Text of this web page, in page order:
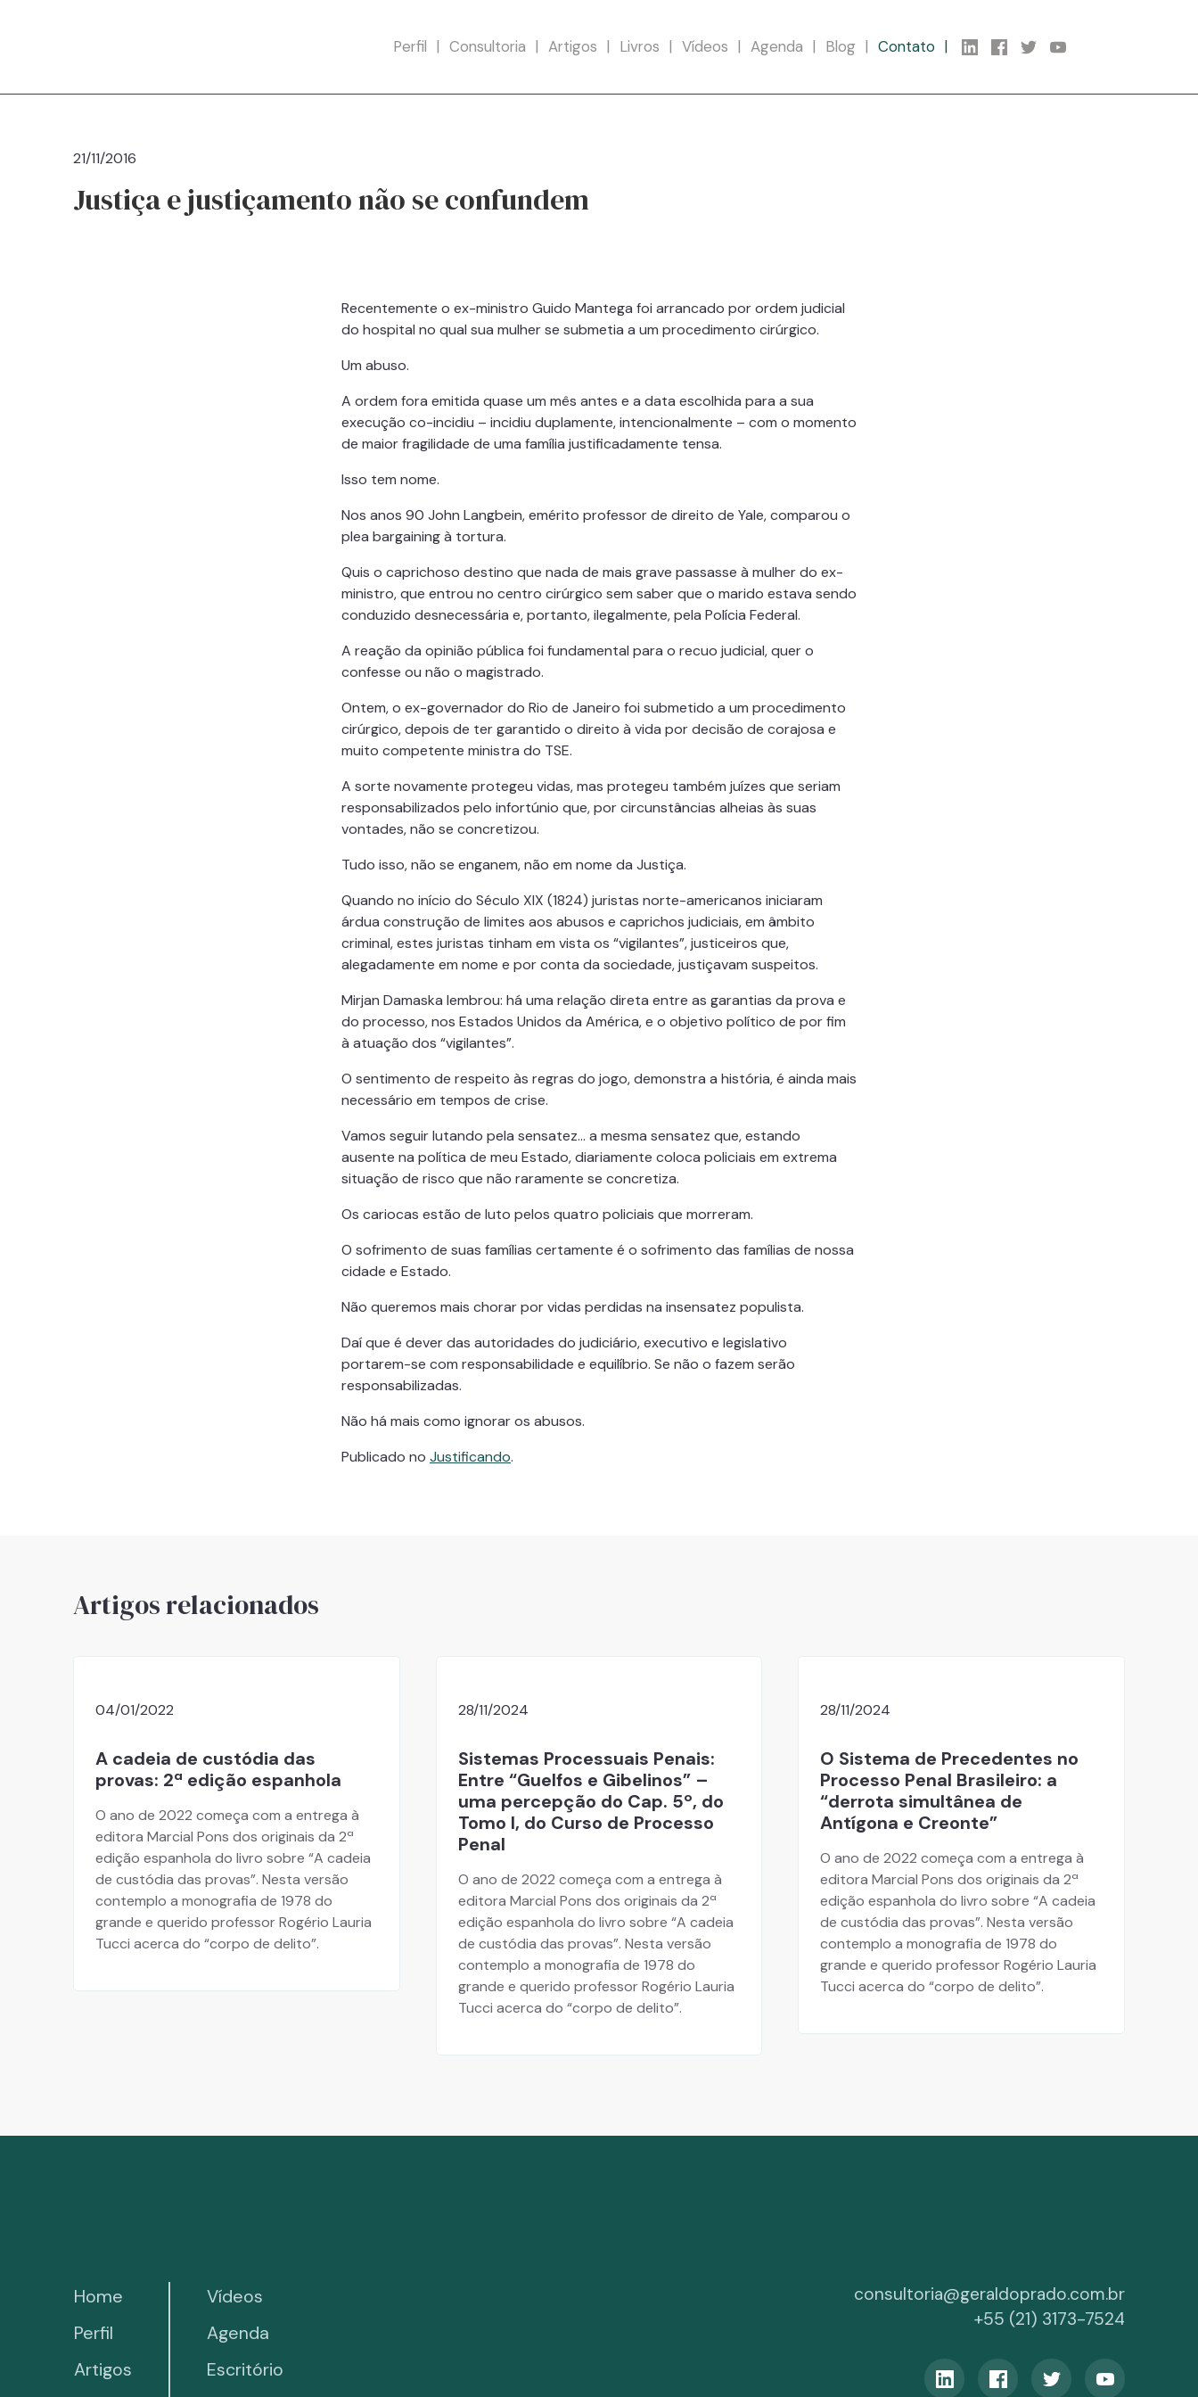
Perfil Consultoria Artigos Livros Vídeos Agenda Blog Contato
21/11/2016
Justiça e justiçamento não se confundem
Recentemente o ex-ministro Guido Mantega foi arrancado por ordem judicial
do hospital no qual sua mulher se submetia a um procedimento cirúrgico.
Um abuso.
A ordem fora emitida quase um mês antes e a data escolhida para a sua
execução co-incidiu – incidiu duplamente, intencionalmente – com o momento
de maior fragilidade de uma família justificadamente tensa.
Isso tem nome.
Nos anos 90 John Langbein, emérito professor de direito de Yale, comparou o
plea bargaining à tortura.
Quis o caprichoso destino que nada de mais grave passasse à mulher do ex-
ministro, que entrou no centro cirúrgico sem saber que o marido estava sendo
conduzido desnecessária e, portanto, ilegalmente, pela Polícia Federal.
A reação da opinião pública foi fundamental para o recuo judicial, quer o
confesse ou não o magistrado.
Ontem, o ex-governador do Rio de Janeiro foi submetido a um procedimento
cirúrgico, depois de ter garantido o direito à vida por decisão de corajosa e
muito competente ministra do TSE.
A sorte novamente protegeu vidas, mas protegeu também juízes que seriam
responsabilizados pelo infortúnio que, por circunstâncias alheias às suas
vontades, não se concretizou.
Tudo isso, não se enganem, não em nome da Justiça.
Quando no início do Século XIX (1824) juristas norte-americanos iniciaram
árdua construção de limites aos abusos e caprichos judiciais, em âmbito
criminal, estes juristas tinham em vista os “vigilantes”, justiceiros que,
alegadamente em nome e por conta da sociedade, justiçavam suspeitos.
Mirjan Damaska lembrou: há uma relação direta entre as garantias da prova e
do processo, nos Estados Unidos da América, e o objetivo político de por fim
à atuação dos “vigilantes”.
O sentimento de respeito às regras do jogo, demonstra a história, é ainda mais
necessário em tempos de crise.
Vamos seguir lutando pela sensatez… a mesma sensatez que, estando
ausente na política de meu Estado, diariamente coloca policiais em extrema
situação de risco que não raramente se concretiza.
Os cariocas estão de luto pelos quatro policiais que morreram.
O sofrimento de suas famílias certamente é o sofrimento das famílias de nossa
cidade e Estado.
Não queremos mais chorar por vidas perdidas na insensatez populista.
Daí que é dever das autoridades do judiciário, executivo e legislativo
portarem-se com responsabilidade e equilíbrio. Se não o fazem serão
responsabilizadas.
Não há mais como ignorar os abusos.
Publicado no Justificando.
Artigos relacionados
04/01/2022
A cadeia de custódia das
provas: 2ª edição espanhola
O ano de 2022 começa com a entrega à
editora Marcial Pons dos originais da 2ª
edição espanhola do livro sobre “A cadeia
de custódia das provas”. Nesta versão
contemplo a monografia de 1978 do
grande e querido professor Rogério Lauria
Tucci acerca do “corpo de delito”.
28/11/2024
Sistemas Processuais Penais:
Entre “Guelfos e Gibelinos” –
uma percepção do Cap. 5º, do
Tomo I, do Curso de Processo
Penal
O ano de 2022 começa com a entrega à
editora Marcial Pons dos originais da 2ª
edição espanhola do livro sobre “A cadeia
de custódia das provas”. Nesta versão
contemplo a monografia de 1978 do
grande e querido professor Rogério Lauria
Tucci acerca do “corpo de delito”.
28/11/2024
O Sistema de Precedentes no
Processo Penal Brasileiro: a
“derrota simultânea de
Antígona e Creonte”
O ano de 2022 começa com a entrega à
editora Marcial Pons dos originais da 2ª
edição espanhola do livro sobre “A cadeia
de custódia das provas”. Nesta versão
contemplo a monografia de 1978 do
grande e querido professor Rogério Lauria
Tucci acerca do “corpo de delito”.
Home
Perfil
Artigos
Vídeos
Agenda
Escritório
consultoria@geraldoprado.com.br
+55 (21) 3173-7524